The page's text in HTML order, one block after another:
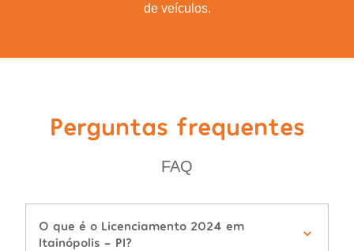
de veículos.
Perguntas frequentes
FAQ
O que é o Licenciamento 2024 em
Itainópolis - PI?